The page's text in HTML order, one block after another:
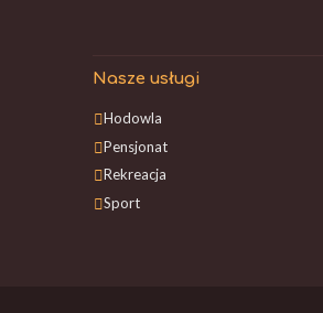
Nasze usługi
Hodowla
Pensjonat
Rekreacja
Sport